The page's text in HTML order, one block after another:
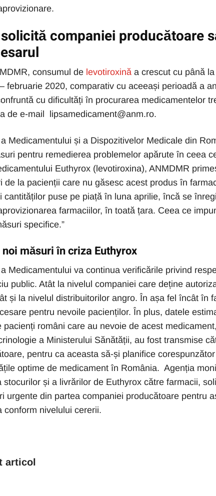
companiei producătoare
consumul de levotiroxină a crescut cu până
februarie 2020, comparativ cu aceeași perioadă a
cu dificultăți în procurarea medicamentelor
de e-mail lipsamedicament@anm.ro.
Medicamentului și a Dispozitivelor Medicale din
pentru remedierea problemelor apărute în ceea
Euthyrox (levotiroxina), ANMDMR
de la pacienții care nu găsesc acest produs în
cantităților puse pe piață în luna aprilie, încă se
farmaciilor, în toată țara. Ceea ce
specifice.”
măsuri în criza Euthyrox
Medicamentului va continua verificările privind
public. Atât la nivelul companiei care deține
și la nivelul distribuitorilor angro. În așa fel încât în
pentru nevoile pacienților. În plus, datele
pacienți români care au nevoie de acest
a Ministerului Sănătății, au fost transmise
pentru ca aceasta să-și planifice
optime de medicament în România. Agenția
stocurilor și a livrărilor de Euthyrox către farmacii,
urgente din partea companiei producătoare pentru
conform nivelului cererii.
articol